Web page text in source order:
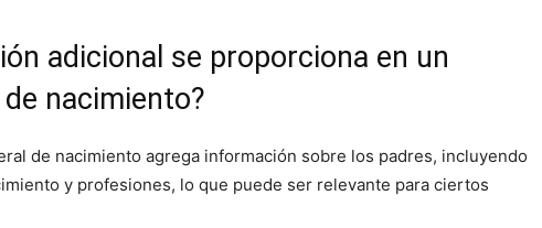
adicional se proporciona en un
nacimiento?
de nacimiento agrega información sobre los padres, incluyendo
y profesiones, lo que puede ser relevante para ciertos